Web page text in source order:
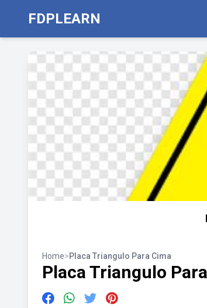
FDPLEARN
Home>Placa Triangulo Para Cima
Placa Triangulo